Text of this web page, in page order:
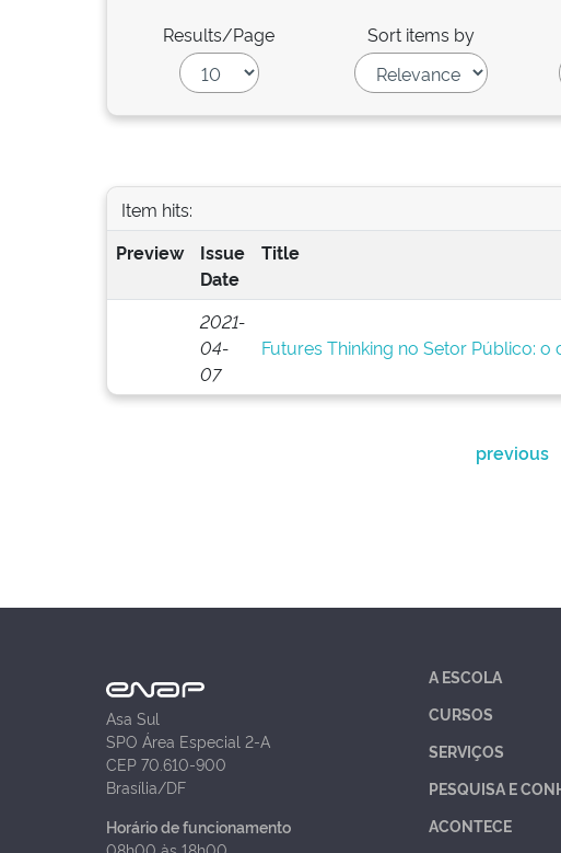
Results/Page Sort items by
Item hits:
Preview
Issue
Date
Title
2021-
04-
07
Futures Thinking no Setor Público: o
previous
Asa Sul
SPO Área Especial 2-A
CEP 70.610-900
Brasília/DF
Horário de funcionamento
A ESCOLA
CURSOS
SERVIÇOS
PESQUISA E
ACONTECE